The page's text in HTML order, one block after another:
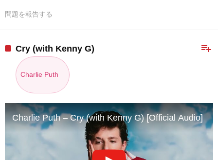
問題を報告する
playlist_add
Cry (with Kenny G)
Charlie Puth
Charlie Puth – Cry (with Kenny G) [Official Audio]